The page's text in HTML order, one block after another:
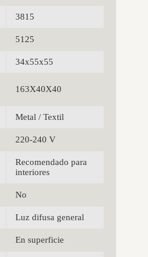
3815
5125
34x55x55
163X40X40
Metal / Textil
220-240 V
Recomendado para
interiores
No
Luz difusa general
En superficie